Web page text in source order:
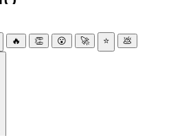
🔥 👏 😮 🚀 ⭐ 💩